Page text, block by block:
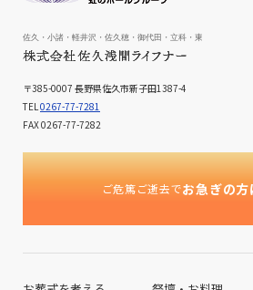
〒385-0007 長野県佐久市新子田1387-4
TEL0267-77-7281
FAX0267-77-7282
ご危篤ご逝去でお急ぎの方